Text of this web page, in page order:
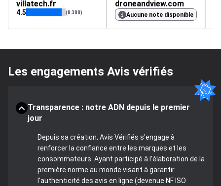
villatech.fr
4.5 (8 388)
droneandview.com
Aucune note disponible
Les engagements Avis vérifiés
Transparence : notre ADN depuis le premier
jour
Depuis sa création, Avis Vérifiés s'engage à
renforcer la confiance entre les marques et les
consommateurs. Ayant participé à l'élaboration de la
première norme au monde visant à garantir
l'authenticité des avis en ligne (devenue NF ISO